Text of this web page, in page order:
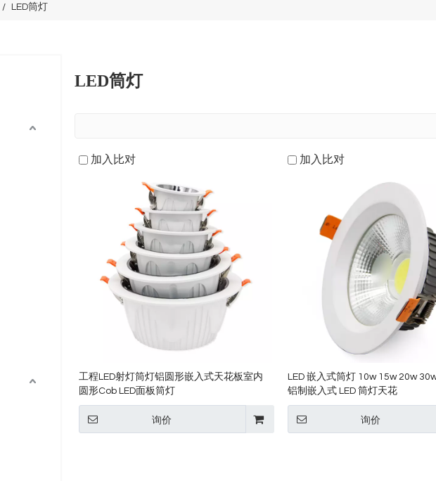
/ LED筒灯
LED筒灯
加入比对
工程LED射灯筒灯铝圆形嵌入式天花板室内
圆形Cob LED面板筒灯
询价
加入比对
LED 嵌入式筒灯 10w 15w 20w
铝制嵌入式 LED 筒灯天花
询价